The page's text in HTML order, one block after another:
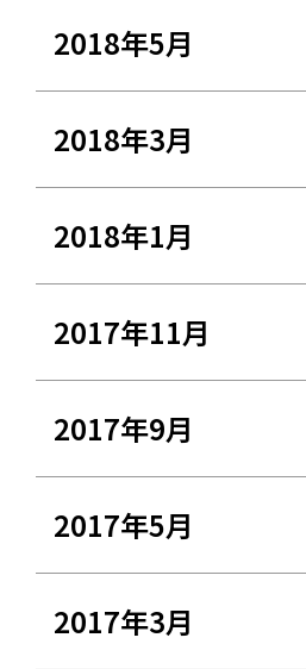
2018年5月
2018年3月
2018年1月
2017年11月
2017年9月
2017年5月
2017年3月